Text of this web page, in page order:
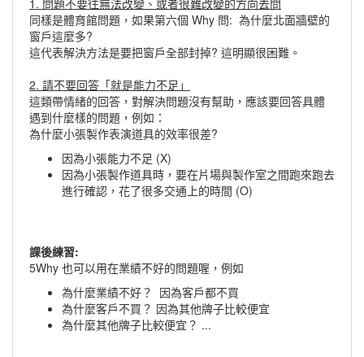
1. 問題不要往無法改變、或者很難改變的方向去問
同樣是體育館問題，如果第六個 Why 問: 為什麼北面牆壁的
窗戶這麼多?
這代表解決方法是要把窗戶全部封掉? 這明顯很困難。
2. 請不要回答「就是能力不足」
這類帶情緒的回答，對解決問題沒有幫助，應該要回答具體
遇到什麼樣的問題，例如：
為什麼小張製作表演道具的效率很差?
因為小張能力不足 (X)
因為小張製作道具時，要在片場與製作室之間跑來跑去
進行確認，花了很多交通上的時間 (O)
課後練習:
5Why 也可以用在業績不好的問題喔，例如
為什麼業績不好？ 因為客戶都不買
為什麼客戶不買？ 因為其他牌子比較便宜
為什麼其他牌子比較便宜？ ...